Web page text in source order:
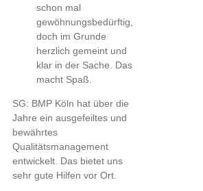
schon mal
gewöhnungsbedürftig,
doch im Grunde
herzlich gemeint und
klar in der Sache. Das
macht Spaß.
SG: BMP Köln hat über die
Jahre ein ausgefeiltes und
bewährtes
Qualitätsmanagement
entwickelt. Das bietet uns
sehr gute Hilfen vor Ort.